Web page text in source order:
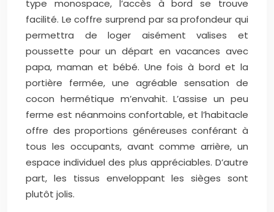
type monospace, l’accès à bord se trouve
facilité. Le coffre surprend par sa profondeur qui
permettra de loger aisément valises et
poussette pour un départ en vacances avec
papa, maman et bébé. Une fois à bord et la
portière fermée, une agréable sensation de
cocon hermétique m’envahit. L’assise un peu
ferme est néanmoins confortable, et l’habitacle
offre des proportions généreuses conférant à
tous les occupants, avant comme arrière, un
espace individuel des plus appréciables. D’autre
part, les tissus enveloppant les sièges sont
plutôt jolis.